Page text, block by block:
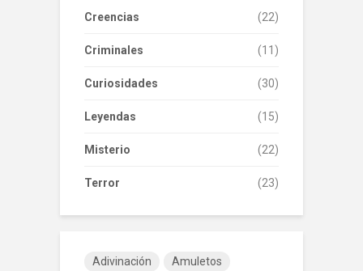
Creencias (22)
Criminales (11)
Curiosidades (30)
Leyendas (15)
Misterio (22)
Terror (23)
Adivinación
Amuletos